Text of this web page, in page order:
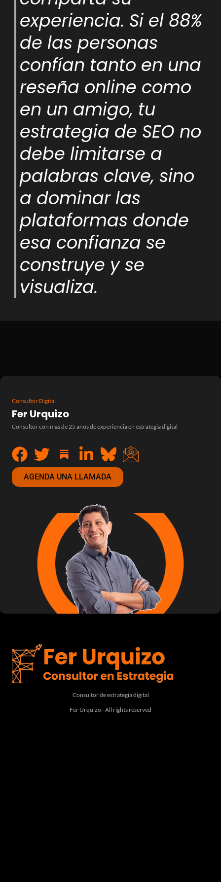
experiencia. Si el 88%
de las personas
confían tanto en una
reseña online como
en un amigo, tu
estrategia de SEO no
debe limitarse a
palabras clave, sino
a dominar las
plataformas donde
esa confianza se
construye y se
visualiza.
Consultor Digital
Fer Urquizo
Consultor con mas de 25 años de experiencia en estrategia digital
AGENDA UNA LLAMADA
Consultor de estrategia digital
Fer Urquizo - All rights reserved